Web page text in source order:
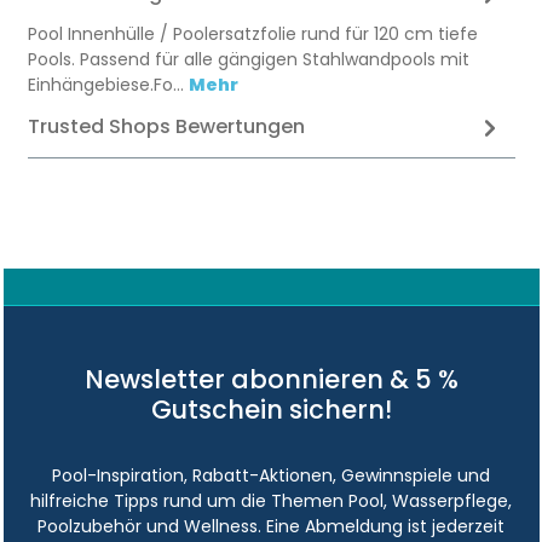
Pool Innenhülle / Poolersatzfolie rund für 120 cm tiefe
Pools. Passend für alle gängigen Stahlwandpools mit
Einhängebiese.Fo… Mehr
Trusted Shops Bewertungen
Newsletter abonnieren & 5 %
Gutschein sichern!
Pool-Inspiration, Rabatt-Aktionen, Gewinnspiele und
hilfreiche Tipps rund um die Themen Pool, Wasserpflege,
Poolzubehör und Wellness. Eine Abmeldung ist jederzeit